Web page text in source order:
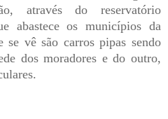
através do reservatório
abastece os municípios da
vê são carros pipas sendo
dos moradores e do outro,